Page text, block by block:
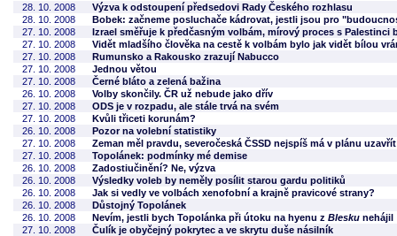
28. 10. 2008
Výzva k odstoupení předsedovi Rady Českého rozhlasu
28. 10. 2008
Bobek: začneme posluchače kádrovat, jestli jsou pro
27. 10. 2008
Izrael směřuje k předčasným volbám, mírový proces s Palestinci
27. 10. 2008
Vidět mladšího člověka na cestě k volbám bylo jak vidět bílou
27. 10. 2008
Rumunsko a Rakousko zrazují Nabucco
27. 10. 2008
Jednou větou
27. 10. 2008
Černé bláto a zelená bažina
26. 10. 2008
Volby skončily. ČR už nebude jako dřív
27. 10. 2008
ODS je v rozpadu, ale stále trvá na svém
27. 10. 2008
Kvůli třiceti korunám?
26. 10. 2008
Pozor na volební statistiky
27. 10. 2008
Zeman měl pravdu, severočeská ČSSD nejspíš má v plánu
27. 10. 2008
Topolánek: podmínky mé demise
26. 10. 2008
Zadostiučinění? Ne, výzva
26. 10. 2008
Výsledky voleb by neměly posílit starou gardu politiků
26. 10. 2008
Jak si vedly ve volbách xenofobní a krajně pravicové strany?
26. 10. 2008
Důstojný Topolánek
26. 10. 2008
Nevím, jestli bych Topolánka při útoku na hyenu z Blesku nehájil
27. 10. 2008
Čulík je obyčejný pokrytec a ve skrytu duše násilník